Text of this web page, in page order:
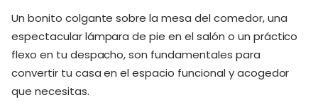
Un bonito colgante sobre la mesa del comedor, una
espectacular lámpara de pie en el salón o un práctico
flexo en tu despacho, son fundamentales para
convertir tu casa en el espacio funcional y acogedor
que necesitas.